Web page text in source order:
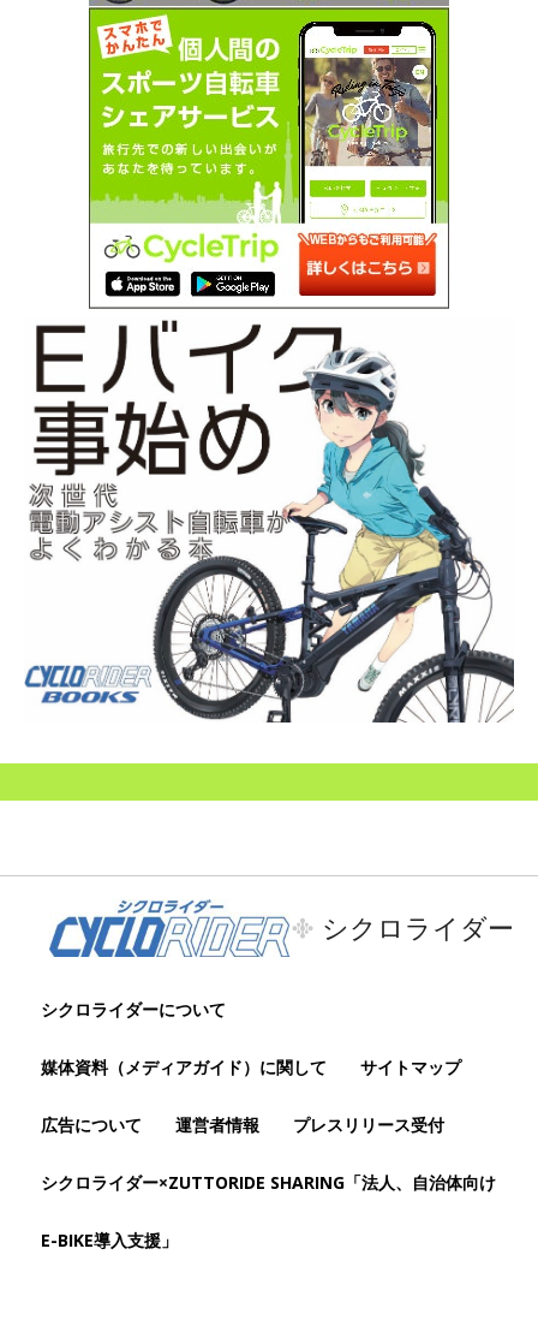
シクロライダー
シクロライダーについて
媒体資料（メディアガイド）に関して サイトマップ
広告について 運営者情報 プレスリリース受付
シクロライダー×ZUTTORIDE SHARING「法人、自治体向け
E-BIKE導入支援」